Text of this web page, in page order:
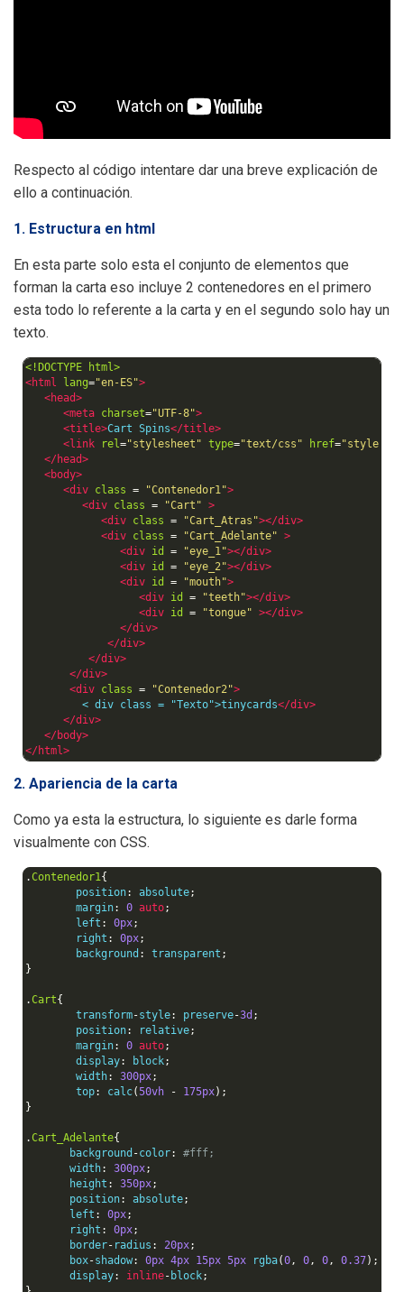
Respecto al código intentare dar una breve explicación de
ello a continuación.
1. Estructura en html
En esta parte solo esta el conjunto de elementos que
forman la carta eso incluye 2 contenedores en el primero
esta todo lo referente a la carta y en el segundo solo hay un
texto.
<!DOCTYPE html>
<html
lang="en-ES">
<head>
<meta charset="UTF-8">
<title>Cart Spins</title>
<link
rel="stylesheet" type="text/css" href=
</head>
<body>
<div class = "Contenedor1">
<div class = "Cart"
>
<div class = "Cart_Atras"></div>
<div class = "Cart_Adelante"
>
<div id = "eye_1"></div>
<div id = "eye_2"></div>
<div id = "mouth">
<div id = "teeth"></div>
<div id = "tongue"
></div>
</div>
</div>
</div>
</div>
<div class = "Contenedor2">
         < div class = "Texto">tinycards
</div>
</div>
</body>
</html>
2. Apariencia de la carta
Como ya esta la estructura, lo siguiente es darle forma
visualmente con CSS.
.Contenedor1{
	position
: absolute;
	margin
: 0 auto;
	left
: 0px;
	right
: 0px;
	background
: transparent ;
}
.Cart{
	transform
-style: preserve-3d ;
	position
: relative;
	margin
: 0 auto;
	display
: block;
	width
: 300px;
	top
: calc(50vh - 175px);
}
.Cart_Adelante{
       background
-color:
#fff;
       width
: 300px;
       height
: 350px;
       position
: absolute;
       left
: 0px;
       right
: 0px;
       border
- radius : 20px;
       box
-shadow: 0px 4px 15px 5px rgba(0, 0, 0, 0.37);
       display
: inline- block;